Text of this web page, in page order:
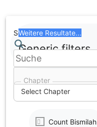
to
content
Chapter
Select Chapter
Search
Weitere Resultate...
Generic filters
Count Bismilah